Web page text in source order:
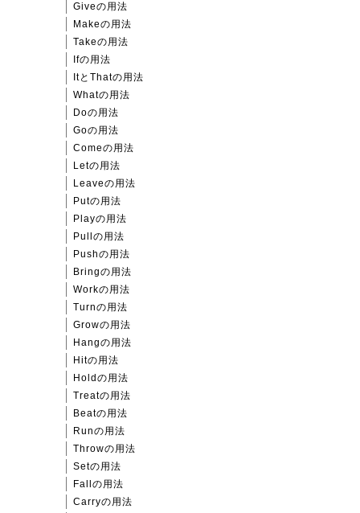
Giveの用法
Makeの用法
Takeの用法
Ifの用法
ItとThatの用法
Whatの用法
Doの用法
Goの用法
Comeの用法
Letの用法
Leaveの用法
Putの用法
Playの用法
Pullの用法
Pushの用法
Bringの用法
Workの用法
Turnの用法
Growの用法
Hangの用法
Hitの用法
Holdの用法
Treatの用法
Beatの用法
Runの用法
Throwの用法
Setの用法
Fallの用法
Carryの用法